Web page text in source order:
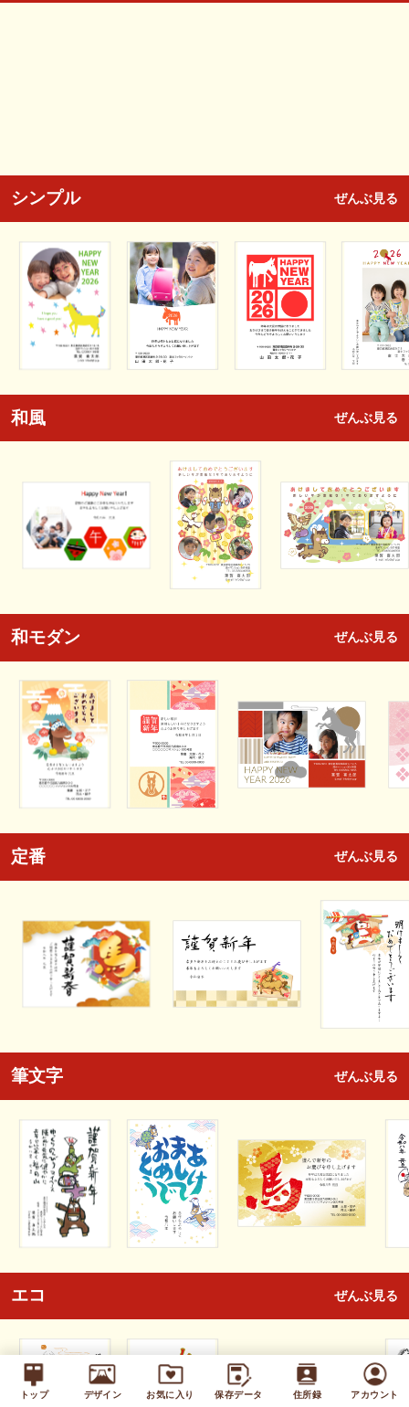
トップ デザイン お気に入り 保存データ 住所録 アカウント
シンプル ぜんぶ見る
和風 ぜんぶ見る
和モダン ぜんぶ見る
定番 ぜんぶ見る
筆文字 ぜんぶ見る
エコ ぜんぶ見る